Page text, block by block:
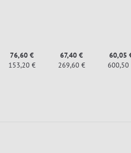
76,60 €
153,20 €
67,40 €
269,60 €
60,05
600,50